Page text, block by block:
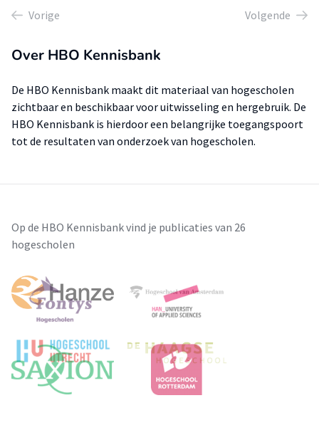
Vorige Volgende
Over HBO Kennisbank
De HBO Kennisbank maakt dit materiaal van hogescholen
zichtbaar en beschikbaar voor uitwisseling en hergebruik. De
HBO Kennisbank is hierdoor een belangrijke toegangspoort
tot de resultaten van onderzoek van hogescholen.
Op de HBO Kennisbank vind je publicaties van 26
hogescholen